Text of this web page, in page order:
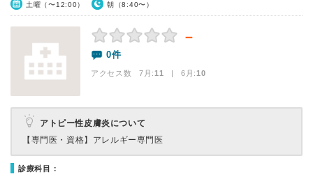
土曜（〜12:00） 朝（8:40〜）
－
0件
アクセス数 7月:11 | 6月:10
アトピー性皮膚炎について
【専門医・資格】 アレルギー専門医
診療科目：